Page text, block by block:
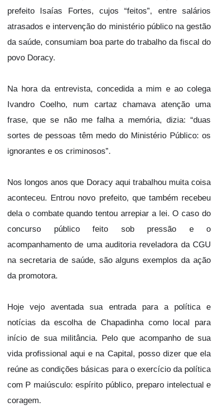
prefeito Isaías Fortes, cujos “feitos”, entre salários
atrasados e intervenção do ministério público na gestão
da saúde, consumiam boa parte do trabalho da fiscal do
povo Doracy.
Na hora da entrevista, concedida a mim e ao colega
Ivandro Coelho, num cartaz chamava atenção uma
frase, que se não me falha a memória, dizia: “duas
sortes de pessoas têm medo do Ministério Público: os
ignorantes e os criminosos”.
Nos longos anos que Doracy aqui trabalhou muita coisa
aconteceu. Entrou novo prefeito, que também recebeu
dela o combate quando tentou arrepiar a lei. O caso do
concurso público feito sob pressão e o
acompanhamento de uma auditoria reveladora da CGU
na secretaria de saúde, são alguns exemplos da ação
da promotora.
Hoje vejo aventada sua entrada para a política e
notícias da escolha de Chapadinha como local para
início de sua militância. Pelo que acompanho de sua
vida profissional aqui e na Capital, posso dizer que ela
reúne as condições básicas para o exercício da política
com P maiúsculo: espírito público, preparo intelectual e
coragem.